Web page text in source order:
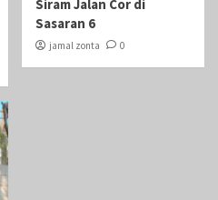
Siram Jalan Cor di
Sasaran 6
jamal zonta 0